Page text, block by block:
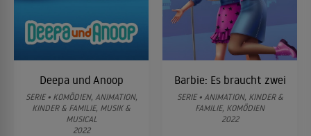
Deepa und Anoop
SERIE • KOMÖDIEN, ANIMATION,
KINDER & FAMILIE, MUSIK &
MUSICAL
2022
Barbie: Es braucht zwei
SERIE • ANIMATION, KINDER &
FAMILIE, KOMÖDIEN
2022